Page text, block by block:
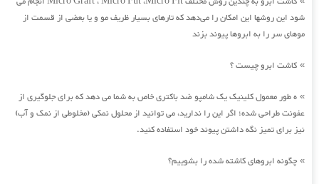
شود این روشها این امکان را می‌دهد که تارهای بسیار ظریف مو و یا بعضی از قسمت از
موهای سر را به ابروها پیوند بزند
» کاشت ابرو چیست ؟
» ه طور معمول کلینیک یک شامپو ضد باکتری خاص به شما می دهد که برای جلوگیری از
عفونت طراحی شده؛ اگر این را ندارید، می توانید از محلول نمکی (مخلوطی از نمک و آب)
نیز برای تمیز نگه داشتن پیوند خود استفاده کنید.
» چگونه ابروهای کاشته شده را بشوییم؟